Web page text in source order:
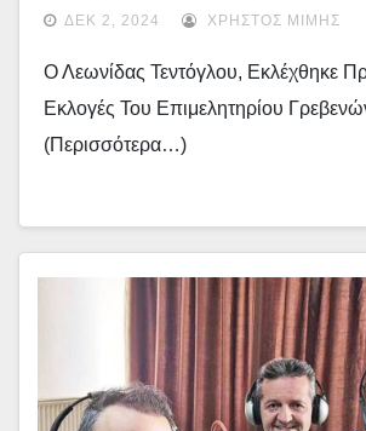
ΑΝΑΛΥΤΙΚΑ Τα Αποτελέσματα Και
ΔΕΚ 2, 2024 ΧΡΉΣΤΟΣ ΜΊΜΗΣ
Ο Λεωνίδας Τεντόγλου, Εκλέχθηκε
Εκλογές Του Επιμελητηρίου
(περισσότερα…)